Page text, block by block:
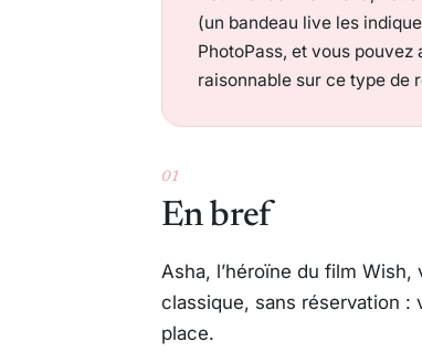
(un bandeau live les
PhotoPass, et vous
raisonnable sur ce type de
01
En bref
Asha, l’héroïne du film Wish,
classique, sans réservation :
place.